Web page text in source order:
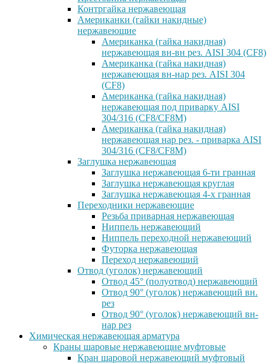
Контргайка нержавеющая
Американки (гайки накидные)
нержавеющие
Американка (гайка накидная)
нержавеющая вн-вн рез. AISI 304 (CF8)
Американка (гайка накидная)
нержавеющая вн-нар рез. AISI 304
(CF8)
Американка (гайка накидная)
нержавеющая под приварку AISI
304/316 (CF8/CF8M)
Американка (гайка накидная)
нержавеющая нар рез. - приварка AISI
304/316 (CF8/CF8M)
Заглушка нержавеющая
Заглушка нержавеющая 6-ти гранная
Заглушка нержавеющая круглая
Заглушка нержавеющая 4-х гранная
Переходники нержавеющие
Резьба приварная нержавеющая
Ниппель нержавеющий
Ниппель переходной нержавеющий
Футорка нержавеющая
Переход нержавеющий
Отвод (уголок) нержавеющий
Отвод 45° (полуотвод) нержавеющий
Отвод 90° (уголок) нержавеющий вн.
рез
Отвод 90° (уголок) нержавеющий вн-
нар рез
Химическая нержавеющая арматура
Краны шаровые нержавеющие муфтовые
Кран шаровой нержавеющий муфтовый